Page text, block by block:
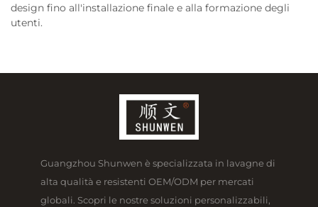
design fino all'installazione finale e alla formazione degli
utenti.
Guangzhou Shunwen è specializzata in lavagne di
alta qualità e resistenti OEM/ODM per mercati
globali. Scopri le nostre soluzioni personalizzabili,